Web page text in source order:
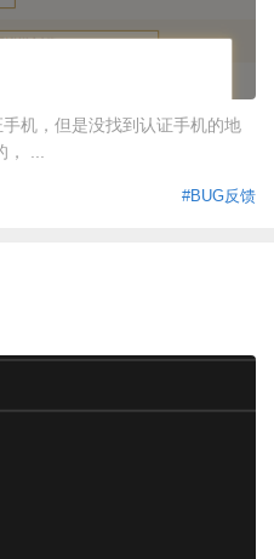
机，但是没找到认证手机的地
， ...
#BUG反馈